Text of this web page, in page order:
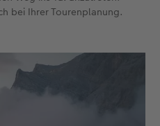
bei Ihrer Tourenplanung.